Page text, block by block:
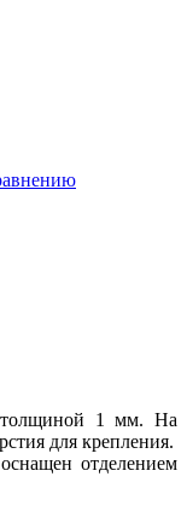
1 мм. На
для крепления.
отделением